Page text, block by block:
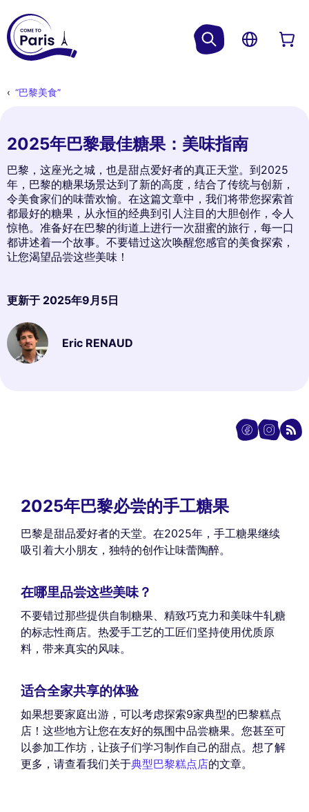
“巴黎美食”
2025年巴黎最佳糖果：美味指南
巴黎，这座光之城，也是甜点爱好者的真正天堂。到2025
年，巴黎的糖果场景达到了新的高度，结合了传统与创新，
令美食家们的味蕾欢愉。在这篇文章中，我们将带您探索首
都最好的糖果，从永恒的经典到引人注目的大胆创作，令人
惊艳。准备好在巴黎的街道上进行一次甜蜜的旅行，每一口
都讲述着一个故事。不要错过这次唤醒您感官的美食探索，
让您渴望品尝这些美味！
更新于 2025年9月5日
Eric RENAUD
2025年巴黎必尝的手工糖果
巴黎是甜品爱好者的天堂。在2025年，手工糖果继续
吸引着大小朋友，独特的创作让味蕾陶醉。
在哪里品尝这些美味？
不要错过那些提供自制糖果、精致巧克力和美味牛轧糖
的标志性商店。热爱手工艺的工匠们坚持使用优质原
料，带来真实的风味。
适合全家共享的体验
如果想要家庭出游，可以考虑探索9家典型的巴黎糕点
店！这些地方让您在友好的氛围中品尝糖果。您甚至可
以参加工作坊，让孩子们学习制作自己的甜点。想了解
更多，请查看我们关于典型巴黎糕点店的文章。